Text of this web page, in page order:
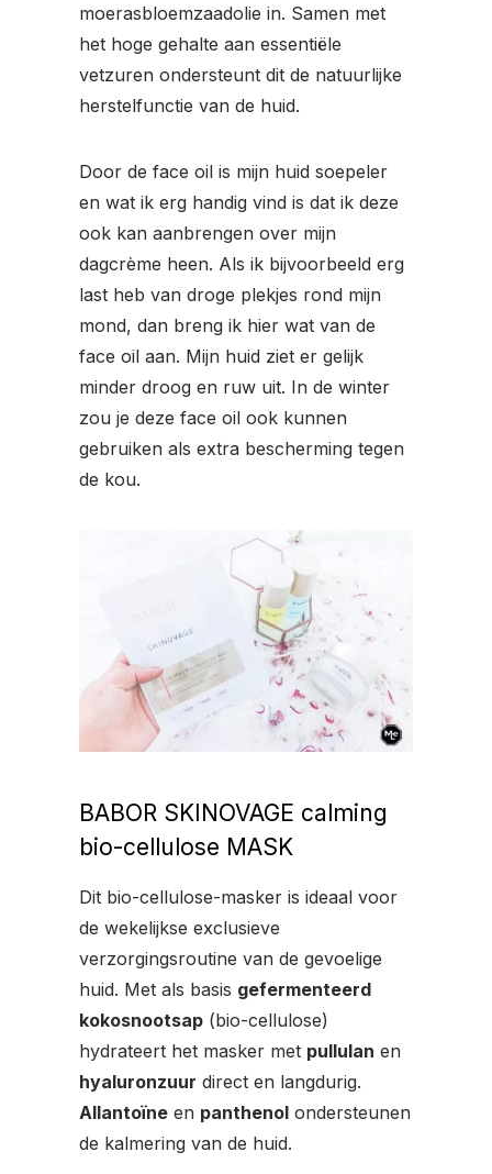
moerasbloemzaadolie in. Samen met
het hoge gehalte aan essentiële
vetzuren ondersteunt dit de natuurlijke
herstelfunctie van de huid.
Door de face oil is mijn huid soepeler
en wat ik erg handig vind is dat ik deze
ook kan aanbrengen over mijn
dagcrème heen. Als ik bijvoorbeeld erg
last heb van droge plekjes rond mijn
mond, dan breng ik hier wat van de
face oil aan. Mijn huid ziet er gelijk
minder droog en ruw uit. In de winter
zou je deze face oil ook kunnen
gebruiken als extra bescherming tegen
de kou.
BABOR SKINOVAGE calming
bio-cellulose MASK
Dit bio-cellulose-masker is ideaal voor
de wekelijkse exclusieve
verzorgingsroutine van de gevoelige
huid. Met als basis gefermenteerd
kokosnootsap (bio-cellulose)
hydrateert het masker met pullulan en
hyaluronzuur direct en langdurig.
Allantoïne en panthenol ondersteunen
de kalmering van de huid.